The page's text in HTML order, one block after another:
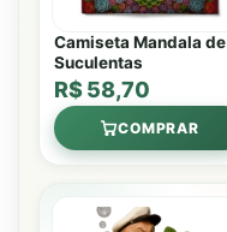
Camiseta Mandala de
Suculentas
R$ 58,70
COMPRAR